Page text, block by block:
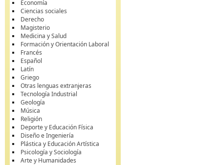
Economía
Ciencias sociales
Derecho
Magisterio
Medicina y Salud
Formación y Orientación Laboral
Francés
Español
Latín
Griego
Otras lenguas extranjeras
Tecnología Industrial
Geología
Música
Religión
Deporte y Educación Física
Diseño e Ingeniería
Plástica y Educación Artística
Psicología y Sociología
Arte y Humanidades